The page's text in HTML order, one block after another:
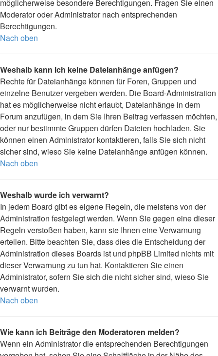
möglicherweise besondere Berechtigungen. Fragen Sie einen
Moderator oder Administrator nach entsprechenden
Berechtigungen.
Nach oben
Weshalb kann ich keine Dateianhänge anfügen?
Rechte für Dateianhänge können für Foren, Gruppen und
einzelne Benutzer vergeben werden. Die Board-Administration
hat es möglicherweise nicht erlaubt, Dateianhänge in dem
Forum anzufügen, in dem Sie Ihren Beitrag verfassen möchten,
oder nur bestimmte Gruppen dürfen Dateien hochladen. Sie
können einen Administrator kontaktieren, falls Sie sich nicht
sicher sind, wieso Sie keine Dateianhänge anfügen können.
Nach oben
Weshalb wurde ich verwarnt?
In jedem Board gibt es eigene Regeln, die meistens von der
Administration festgelegt werden. Wenn Sie gegen eine dieser
Regeln verstoßen haben, kann sie Ihnen eine Verwarnung
erteilen. Bitte beachten Sie, dass dies die Entscheidung der
Administration dieses Boards ist und phpBB Limited nichts mit
dieser Verwarnung zu tun hat. Kontaktieren Sie einen
Administrator, sofern Sie sich die nicht sicher sind, wieso Sie
verwarnt wurden.
Nach oben
Wie kann ich Beiträge den Moderatoren melden?
Wenn ein Administrator die entsprechenden Berechtigungen